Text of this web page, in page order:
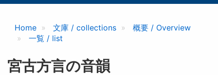
Home 文庫 / collections
概要 / Overview
一覧 / list
宮古方言の音韻